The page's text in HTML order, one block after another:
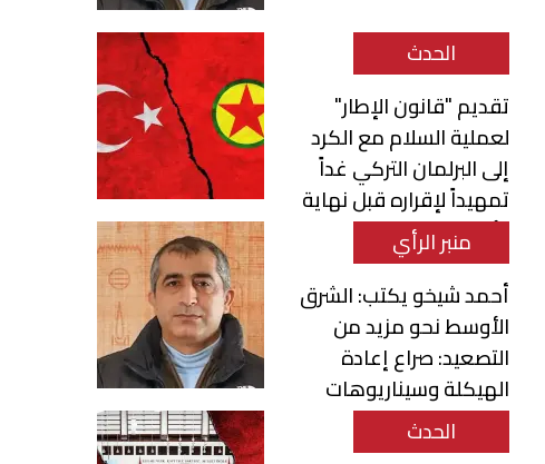
الحدث
تقديم "قانون الإطار"
لعملية السلام مع الكرد
إلى البرلمان التركي غداً
تمهيداً لإقراره قبل نهاية
الأسبوعمنبر الرأي
أحمد شيخو يكتب: الشرق
الأوسط نحو مزيد من
التصعيد: صراع إعادة
الهيكلة وسيناريوهات
التحول الإقليمي
الحدث